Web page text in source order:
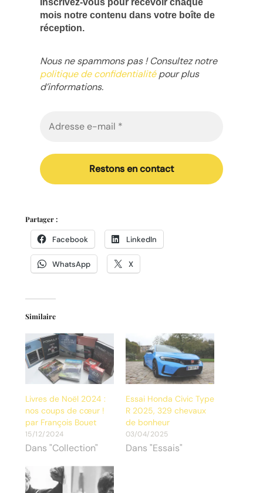
mois notre contenu dans votre boîte de
réception.
Nous ne spammons pas ! Consultez notre
politique de confidentialitépour plus
d’informations.
Partager :
Facebook LinkedIn
WhatsApp X
Similaire
Livres de Noël 2024 :
nos coups de cœur !
par François Bouet
15/12/2024
Dans "Collection"
Essai Honda Civic Type
R 2025, 329 chevaux
de bonheur
03/04/2025
Dans "Essais"